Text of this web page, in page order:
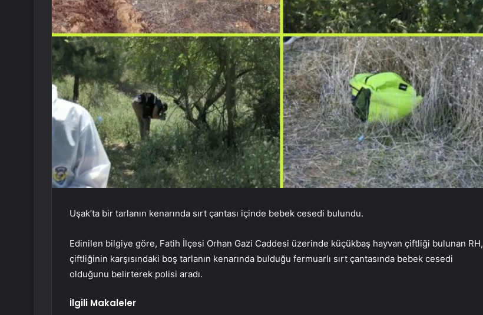
Uşak’ta bir tarlanın kenarında sırt çantası içinde bebek cesedi bulundu.
Edinilen bilgiye göre, Fatih İlçesi Orhan Gazi Caddesi üzerinde küçükbaş hayvan çiftliği bulunan RH,
çiftliğinin karşısındaki boş tarlanın kenarında bulduğu fermuarlı sırt çantasında bebek cesedi
olduğunu belirterek polisi aradı.
İlgili Makaleler